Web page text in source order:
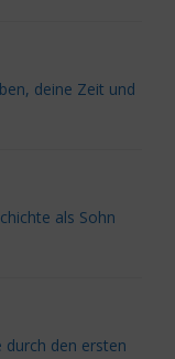
deine Zeit und
als Sohn
den ersten